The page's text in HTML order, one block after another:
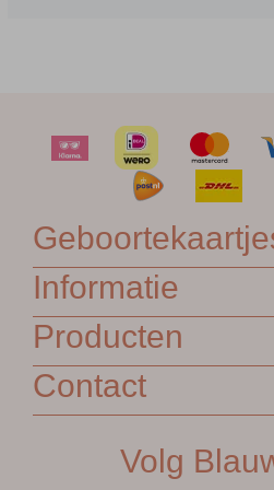
Informatie
Producten
Contact
Volg